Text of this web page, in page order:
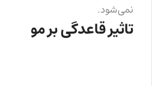
نمی‌شود.
تاثیر قاعدگی بر مو